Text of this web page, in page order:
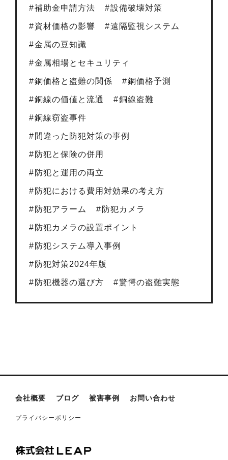
補助金申請方法 設備破壊対策
資材価格の影響 遠隔監視システム
金属の豆知識
金属相場とセキュリティ
銅価格と盗難の関係 銅価格予測
銅線の価値と流通 銅線盗難
銅線窃盗事件
間違った防犯対策の事例
防犯と保険の併用
防犯と運用の両立
防犯における費用対効果の考え方
防犯アラーム 防犯カメラ
防犯カメラの設置ポイント
防犯システム導入事例
防犯対策2024年版
防犯機器の選び方 驚愕の盗難実態
会社概要 ブログ 被害事例 お問い合わせ
プライバシーポリシー